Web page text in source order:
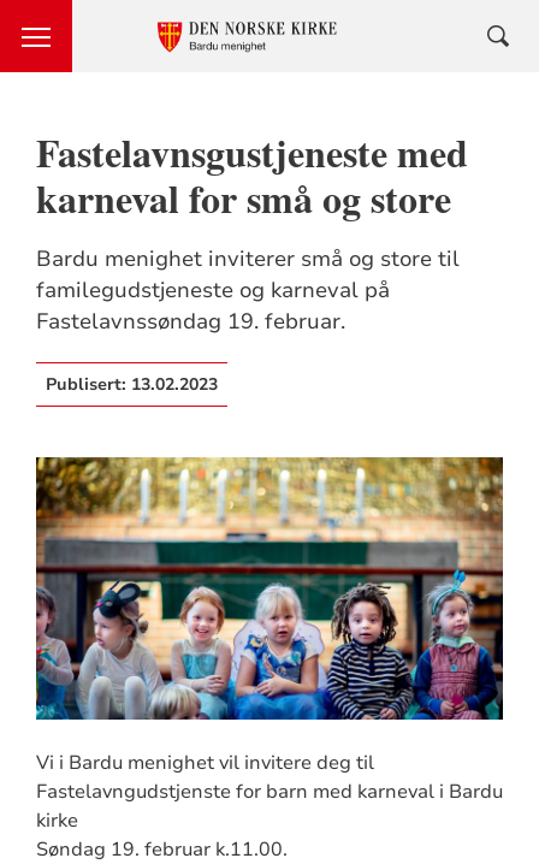
Fastelavnsgustjeneste med
karneval for små og store
Bardu menighet inviterer små og store til
familegudstjeneste og karneval på
Fastelavnssøndag 19. februar.
Publisert: 13.02.2023
Vi i Bardu menighet vil invitere deg til
Fastelavngudstjenste for barn med karneval i Bardu
kirke
Søndag 19. februar k.11.00.